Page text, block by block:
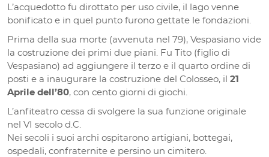
L’acquedotto fu dirottato per uso civile, il lago venne
bonificato e in quel punto furono gettate le fondazioni.
Prima della sua morte (avvenuta nel 79), Vespasiano vide
la costruzione dei primi due piani. Fu Tito (figlio di
Vespasiano) ad aggiungere il terzo e il quarto ordine di
posti e a inaugurare la costruzione del Colosseo, il 21
Aprile dell’80, con cento giorni di giochi.
L’anfiteatro cessa di svolgere la sua funzione originale
nel VI secolo d.C.
Nei secoli i suoi archi ospitarono artigiani, bottegai,
ospedali, confraternite e persino un cimitero.